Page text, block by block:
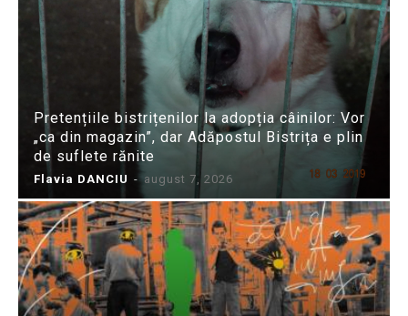
Pretențiile bistrițenilor la adopția câinilor: Vor
„ca din magazin”, dar Adăpostul Bistrița e plin
de suflete rănite
Flavia DANCIU - august 7, 2026